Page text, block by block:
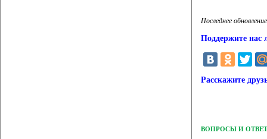
Последнее
Поддержите нас
Расскажите
ВОПРОСЫ И